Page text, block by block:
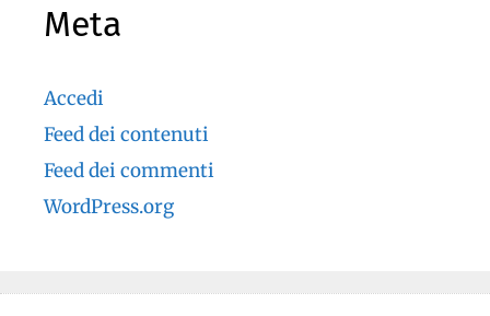
Meta
Accedi
Feed dei contenuti
Feed dei commenti
WordPress.org